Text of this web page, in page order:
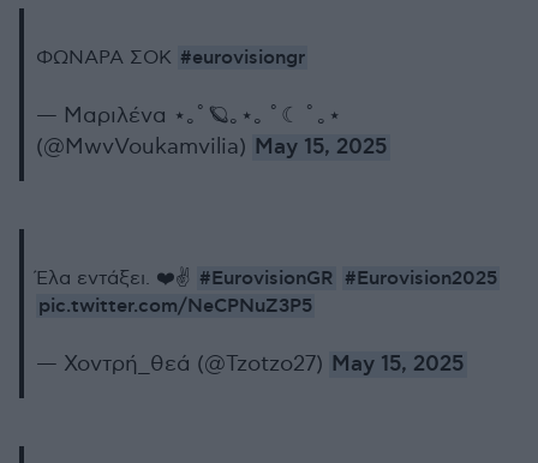
ΦΩΝΑΡΑ ΣΟΚ #eurovisiongr
— Μαριλένα ⋆｡ﾟ🪐｡⋆｡ ﾟ☾ ﾟ｡⋆
(@MwvVoukamvilia) May 15, 2025
Έλα εντάξει. ❤️✌️ #EurovisionGR #Eurovision2025
pic.twitter.com/NeCPNuZ3P5
— Χοντρή_θεά (@Tzotzo27) May 15, 2025